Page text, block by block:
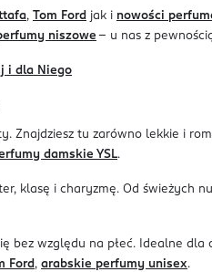
, Tom Ford jak i nowości
niszowe – u nas z
i dla Niego
Znajdziesz tu zarówno lekkie i
damskie YSL.
klasę i charyzmę. Od świeżych
bez względu na płeć. Idealne
Ford, arabskie perfumy unisex.